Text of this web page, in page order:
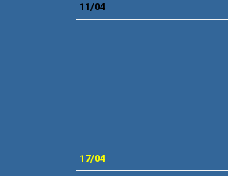
11/04
17/04